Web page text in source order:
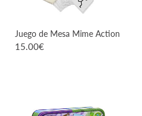
Juego de Mesa Mime Action
15.00€